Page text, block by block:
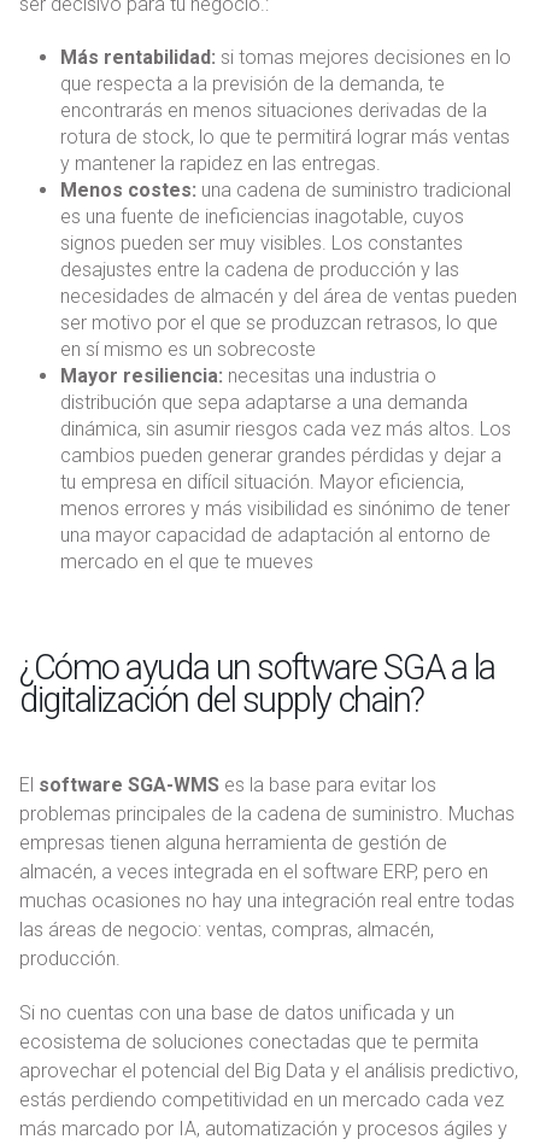
Más rentabilidad: si tomas mejores decisiones en lo
que respecta a la previsión de la demanda, te
encontrarás en menos situaciones derivadas de la
rotura de stock, lo que te permitirá lograr más ventas
y mantener la rapidez en las entregas.
Menos costes: una cadena de suministro tradicional
es una fuente de ineficiencias inagotable, cuyos
signos pueden ser muy visibles. Los constantes
desajustes entre la cadena de producción y las
necesidades de almacén y del área de ventas pueden
ser motivo por el que se produzcan retrasos, lo que
en sí mismo es un sobrecoste
Mayor resiliencia: necesitas una industria o
distribución que sepa adaptarse a una demanda
dinámica, sin asumir riesgos cada vez más altos. Los
cambios pueden generar grandes pérdidas y dejar a
tu empresa en difícil situación. Mayor eficiencia,
menos errores y más visibilidad es sinónimo de tener
una mayor capacidad de adaptación al entorno de
mercado en el que te mueves
¿Cómo ayuda un software SGA a la
digitalización del supply chain?
El software SGA-WMS es la base para evitar los
problemas principales de la cadena de suministro. Muchas
empresas tienen alguna herramienta de gestión de
almacén, a veces integrada en el software ERP, pero en
muchas ocasiones no hay una integración real entre todas
las áreas de negocio: ventas, compras, almacén,
producción.
Si no cuentas con una base de datos unificada y un
ecosistema de soluciones conectadas que te permita
aprovechar el potencial del Big Data y el análisis predictivo,
estás perdiendo competitividad en un mercado cada vez
más marcado por IA, automatización y procesos ágiles y